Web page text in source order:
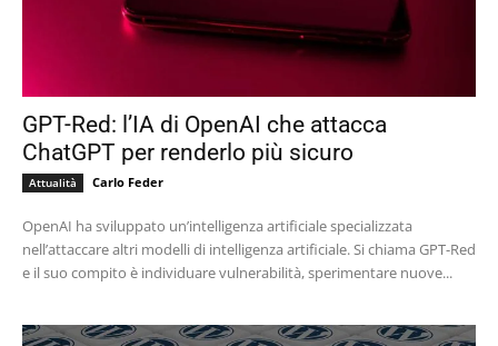
GPT-Red: l’IA di OpenAI che attacca
ChatGPT per renderlo più sicuro
Attualità Carlo Feder
OpenAI ha sviluppato un’intelligenza artificiale specializzata
nell’attaccare altri modelli di intelligenza artificiale. Si chiama GPT-Red
e il suo compito è individuare vulnerabilità, sperimentare nuove...